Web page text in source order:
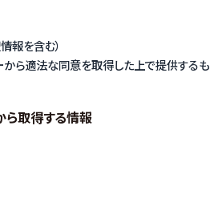
報を含む）
ら適法な同意を取得した上で提供するも
取得する情報